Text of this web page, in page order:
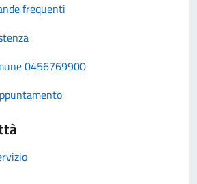
frequenti
0456769900